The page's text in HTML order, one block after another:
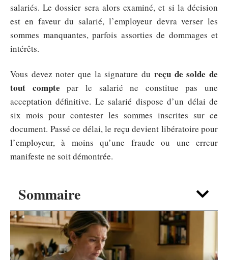
Sommaire
salariés. Le dossier sera alors examiné, et si la décision
est en faveur du salarié, l’employeur devra verser les
sommes manquantes, parfois assorties de dommages et
intérêts.
Vous devez noter que la signature du reçu de solde de
tout compte par le salarié ne constitue pas une
acceptation définitive. Le salarié dispose d’un délai de
six mois pour contester les sommes inscrites sur ce
document. Passé ce délai, le reçu devient libératoire pour
l’employeur, à moins qu’une fraude ou une erreur
manifeste ne soit démontrée.